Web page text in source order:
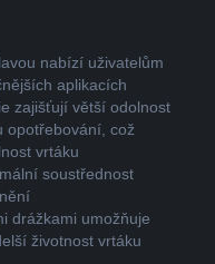
nabízí uživatelům
aplikacích
zajišťují větší odolnost
opotřebování, což
vrtáku
soustřednost
drážkami umožňuje
životnost vrtáku